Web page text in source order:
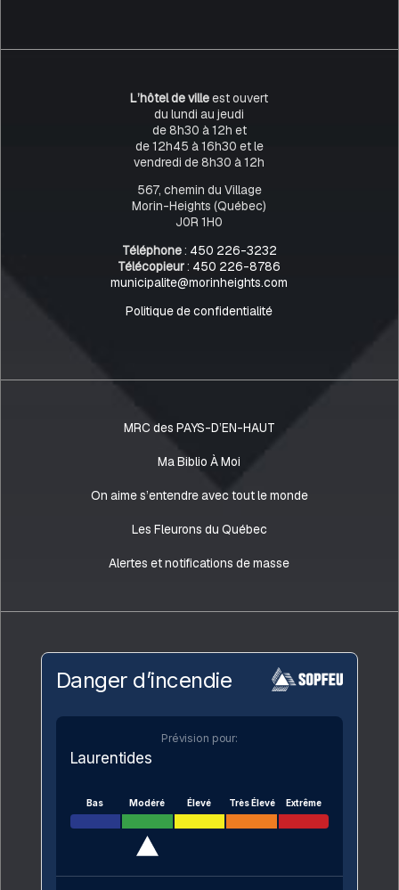
L’hôtel de villeest ouvert
du lundi au jeudi
de 8h30 à 12h et
de 12h45 à 16h30 et le
vendredi de 8h30 à 12h
567, chemin du Village
Morin-Heights (Québec)
J0R 1H0
Téléphone: 450 226-3232
Télécopieur: 450 226-8786
municipalite@morinheights.com
Politique de confidentialité
MRC des PAYS-D’EN-HAUT
Ma Biblio À Moi
On aime s’entendre avec tout le monde
Les Fleurons du Québec
Alertes et notifications de masse
Danger d’incendie
Prévision pour:
Laurentides
Bas Modéré Élevé Très Élevé Extrême